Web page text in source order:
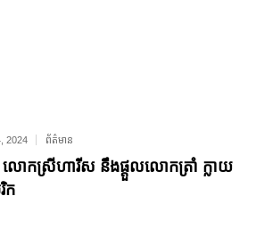
2024 ព័ត៌មាន
លោកស្រីហារីស នឹងផ្ដួលលោកត្រាំ ក្លាយ
ក